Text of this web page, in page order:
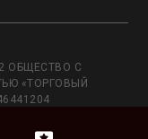
ОБЩЕСТВО С
«ТОРГОВЫЙ
офертой